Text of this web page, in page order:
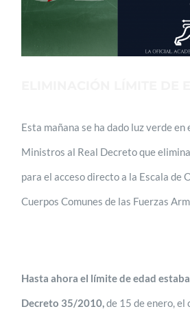
Esta mañana se ha dado luz verde en
Ministros al Real Decreto que
para el acceso directo a la Escala de
Cuerpos Comunes de las Fuerzas
Hasta ahora el límite de edad
Decreto 35/2010,de 15 de enero, el